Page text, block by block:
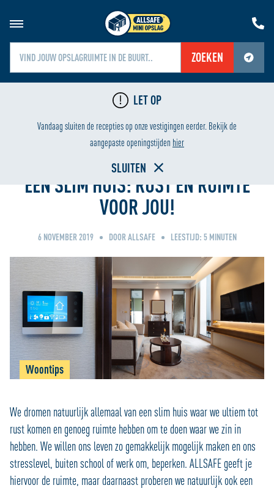
ZOEKEN
Jouw locatiediensten zijn uitgeschakeld.
Schakel jouw locatiediensten in om deze functie te gebruiken.
LET OP
Vandaag sluiten de recepties op onze vestigingen eerder. Bekijk de
aangepaste openingstijden hier
SLUITEN
LAAGSTE PRIJS
Home
EEN SLIM HUIS: RUST EN RUIMTE
VOOR JOU!
6 NOVEMBER 2019 DOOR ALLSAFE LEESTIJD: 5 MINUTEN
Woontips
We dromen natuurlijk allemaal van een slim huis waar we ultiem tot
rust komen en genoeg ruimte hebben om te doen waar we zin in
hebben. We willen ons leven zo gemakkelijk mogelijk maken en ons
stresslevel, buiten school of werk om, beperken. ALLSAFE geeft je
hiervoor de ruimte, maar daarnaast proberen we natuurlijk ook een